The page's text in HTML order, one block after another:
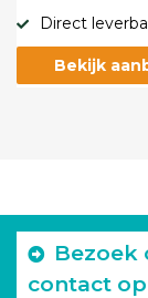
Direct
Bekijk
Bezoek
contact